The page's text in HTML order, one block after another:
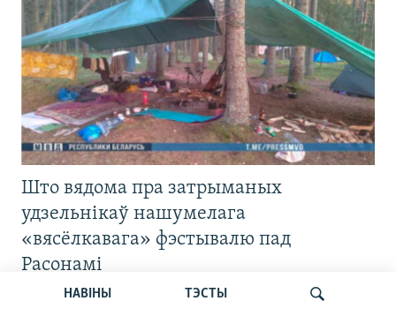
НАВІНЫ ТЭСТЫ
Што вядома пра затрыманых
удзельнікаў нашумелага
«вясёлкавага» фэстывалю пад
Расонамі